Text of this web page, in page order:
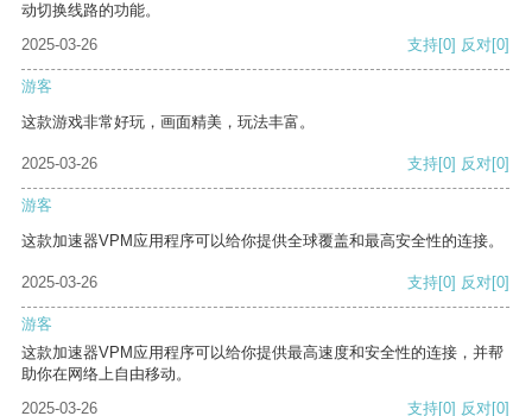
动切换线路的功能。
2025-03-26
支持[0] 反对[0]
游客
这款游戏非常好玩，画面精美，玩法丰富。
2025-03-26 支持[0] 反对[0]
游客
这款加速器VPM应用程序可以给你提供全球覆盖和最高安全性的连接。
2025-03-26 支持[0] 反对[0]
游客
这款加速器VPM应用程序可以给你提供最高速度和安全性的连接，并帮
助你在网络上自由移动。
2025-03-26
支持[0] 反对[0]